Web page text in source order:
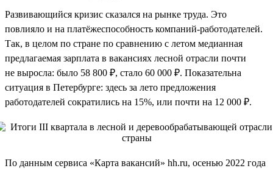
Развивающийся кризис сказался на рынке труда. Это
повлияло и на платёжеспособность компаний-работодателей.
Так, в целом по стране по сравнению с летом медианная
предлагаемая зарплата в вакансиях лесной отрасли почти
не выросла: было 58 800 ₽, стало 60 000 ₽. Показательна
ситуация в Петербурге: здесь за лето предложения
работодателей сократились на 15%, или почти на 12 000 ₽.
По данным сервиса «Карта вакансий» hh.ru, осенью 2022 года